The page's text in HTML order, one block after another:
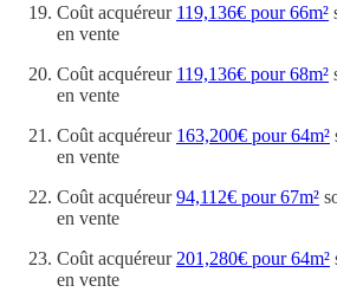
Coût acquéreur 119,136€ pour 66m²
en vente
Coût acquéreur 119,136€ pour 68m²
en vente
Coût acquéreur 163,200€ pour 64m²
en vente
Coût acquéreur94,112€ pour 67m²
en vente
Coût acquéreur 201,280€ pour 64m²
en vente